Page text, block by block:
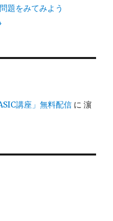
題をみてみよう
講座」無料配信 に濵